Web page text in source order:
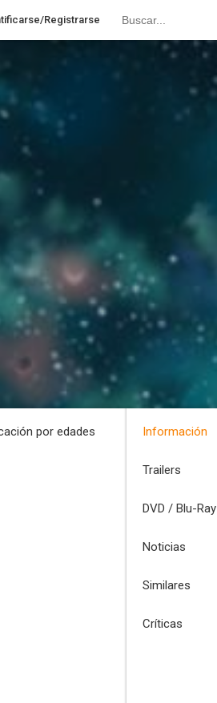
Registrarse
por edades Información
Trailers
DVD / Blu-Ray
Noticias
Similares
Críticas